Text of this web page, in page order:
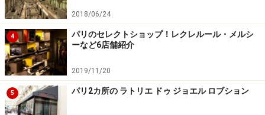
営業時間：12:00～23:00
定休日：不定休
アクセス：メトロ4、10号線Odéonより徒歩1分
グラン・フィーユ・エ・フィス
2018/06/24
4
パリのセレクトショップ！レクレルール・メルシ
ーなど6店舗紹介
2019/11/20
5 パリ2カ所の ラトリエ ドゥ ジョエル ロブション